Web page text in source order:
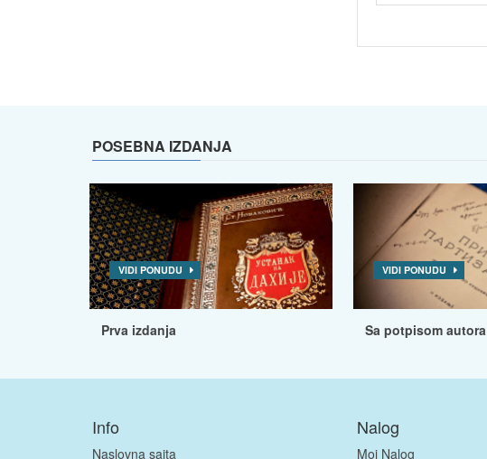
POSEBNA IZDANJA
VIDI PONUDU
Prva izdanja
VIDI PONUDU
Sa potpisom autora
Info
Naslovna sajta
Nalog
Moj Nalog